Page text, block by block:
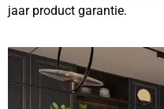
jaar product garantie.